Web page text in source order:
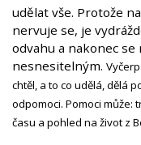
udělat vše. Protože
nervuje se, je
odvahu a nakonec se
nesnesitelným.
chtěl, a to co udělá, dělá
odpomoci. Pomoci může:
času a pohled na život z